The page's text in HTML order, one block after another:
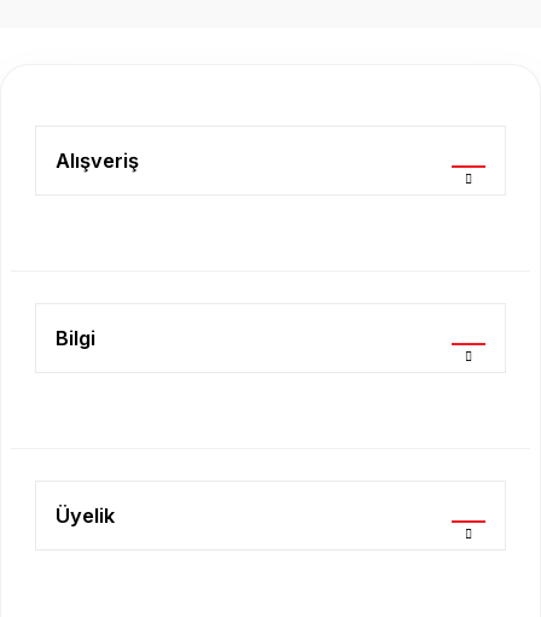
Ürün açıklamasında eksik bilgiler bulunuyor.
Alışveriş
Bilgi
Üyelik